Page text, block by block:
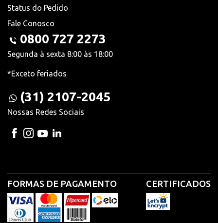
Status do Pedido
Fale Conosco
0800 727 2273
Segunda à sexta 8:00 às 18:00
*Exceto feriados
(31) 2107-2045
Nossas Redes Sociais
FORMAS DE PAGAMENTO CERTIFICADOS